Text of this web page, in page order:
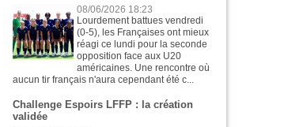
08/06/2026 18:23
Lourdement battues vendredi
(0-5), les Françaises ont mieux
réagi ce lundi pour la seconde
opposition face aux U20
américaines. Une rencontre où
aucun tir français n'aura cependant été c...
Challenge Espoirs LFFP : la création
validée